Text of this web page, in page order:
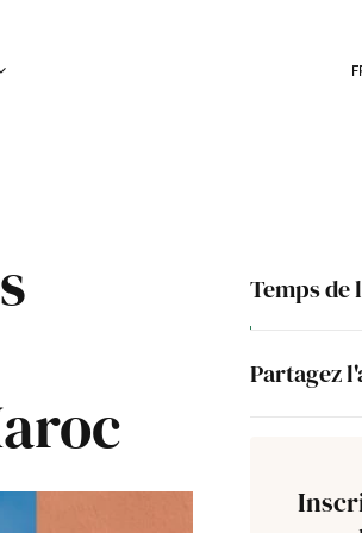
Temps de
Partagez
Digitalisez les demandes et le suivi des